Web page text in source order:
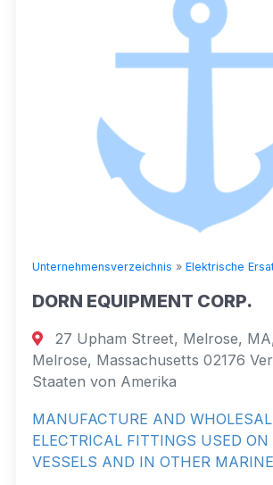
Unternehmensverzeichnis » Elektrische
DORN EQUIPMENT CORP.
27 Upham Street, Melrose,
Melrose, Massachusetts 02176
Staaten von Amerika
MANUFACTURE AND
ELECTRICAL FITTINGS USED
VESSELS AND IN OTHER